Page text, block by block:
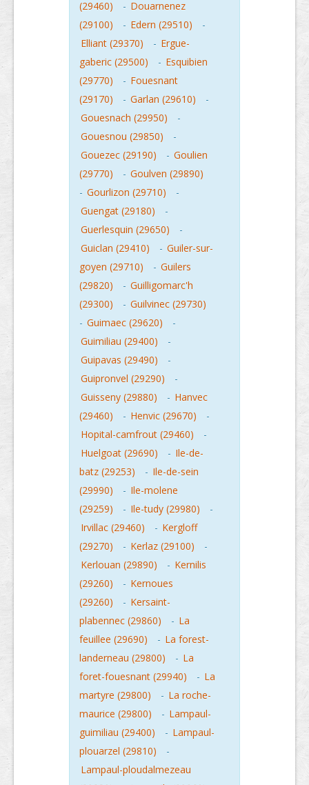
(29460) - Douarnenez
(29100)
- Edern (29510)
-
Elliant (29370)
- Ergue-
gaberic (29500)
- Esquibien
(29770)
- Fouesnant
(29170)
- Garlan (29610)
-
Gouesnach (29950)
-
Gouesnou (29850)
-
Gouezec (29190)
- Goulien
(29770)
- Goulven (29890)
- Gourlizon (29710)
-
Guengat (29180)
-
Guerlesquin (29650)
-
Guiclan (29410)
- Guiler-sur-
goyen (29710)
- Guilers
(29820)
- Guilligomarc'h
(29300)
- Guilvinec (29730)
- Guimaec (29620)
-
Guimiliau (29400)
-
Guipavas (29490)
-
Guipronvel (29290)
-
Guisseny (29880)
- Hanvec
(29460)
- Henvic (29670)
-
Hopital-camfrout (29460)
-
Huelgoat (29690)
- Ile-de-
batz (29253)
- Ile-de-sein
(29990)
- Ile-molene
(29259)
- Ile-tudy (29980)
-
Irvillac (29460)
- Kergloff
(29270)
- Kerlaz (29100)
-
Kerlouan (29890)
- Kernilis
(29260)
- Kernoues
(29260)
- Kersaint-
plabennec (29860)
- La
feuillee (29690)
- La forest-
landerneau (29800)
- La
foret-fouesnant (29940)
- La
martyre (29800)
- La roche-
maurice (29800)
- Lampaul-
guimiliau (29400)
- Lampaul-
plouarzel (29810)
-
Lampaul-ploudalmezeau